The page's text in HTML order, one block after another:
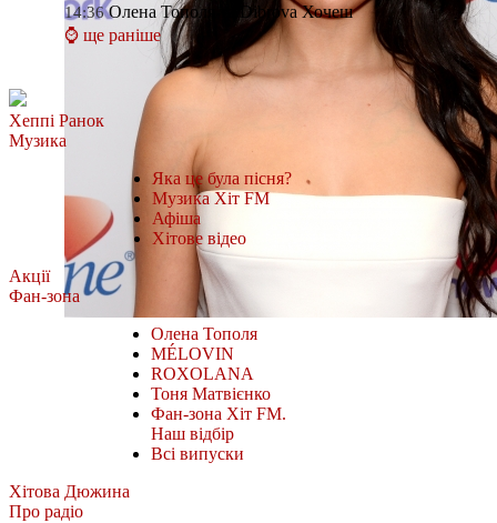
14:36 Олена Тополя та Dibrova Хочеш
⌚ ще раніше
Хеппі Ранок
Музика
Яка це була пісня?
Музика Хіт FM
Афіша
Хітове відео
Акції
Фан-зона
Олена Тополя
MÉLOVIN
ROXOLANA
Тоня Матвієнко
Фан-зона Хіт FM.
Наш відбір
Всі випуски
Хітова Дюжина
Про радіо